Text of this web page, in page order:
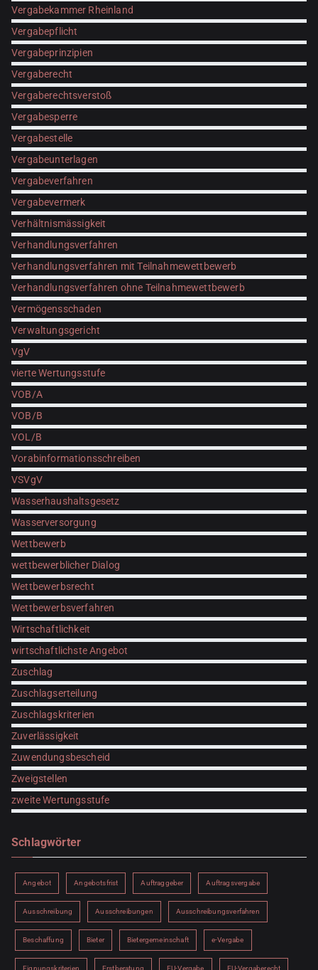
Vergabekammer Rheinland
Vergabepflicht
Vergabeprinzipien
Vergaberecht
Vergaberechtsverstoß
Vergabesperre
Vergabestelle
Vergabeunterlagen
Vergabeverfahren
Vergabevermerk
Verhältnismässigkeit
Verhandlungsverfahren
Verhandlungsverfahren mit Teilnahmewettbewerb
Verhandlungsverfahren ohne Teilnahmewettbewerb
Vermögensschaden
Verwaltungsgericht
VgV
vierte Wertungsstufe
VOB/A
VOB/B
VOL/B
Vorabinformationsschreiben
VSVgV
Wasserhaushaltsgesetz
Wasserversorgung
Wettbewerb
wettbewerblicher Dialog
Wettbewerbsrecht
Wettbewerbsverfahren
Wirtschaftlichkeit
wirtschaftlichste Angebot
Zuschlag
Zuschlagserteilung
Zuschlagskriterien
Zuverlässigkeit
Zuwendungsbescheid
Zweigstellen
zweite Wertungsstufe
Schlagwörter
Angebot Angebotsfrist Auftraggeber Auftragsvergabe
Ausschreibung Ausschreibungen Ausschreibungsverfahren
Beschaffung Bieter Bietergemeinschaft e-Vergabe